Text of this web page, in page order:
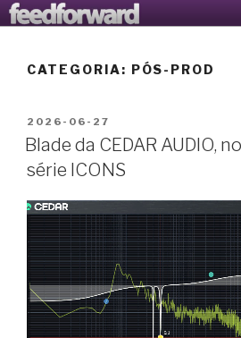
Saltar
para
conteúdo
AVANTOOLS LTD
O Blogue da Avantools Lda
CATEGORIA: PÓS-PROD
PUBLICADO
EM
2026-06-27
Blade da CEDAR AUDIO,
série ICONS